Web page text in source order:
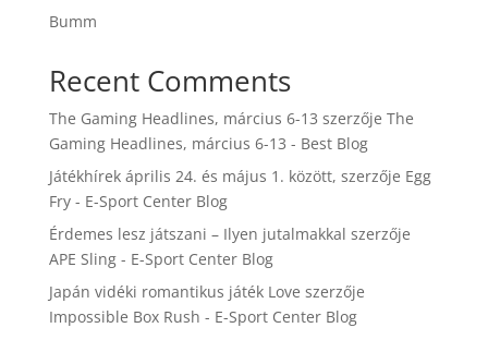
Bumm
Recent Comments
The Gaming Headlines, március 6-13 szerzője The
Gaming Headlines, március 6-13 - Best Blog
Játékhírek április 24. és május 1. között, szerzője Egg
Fry - E-Sport Center Blog
Érdemes lesz játszani – Ilyen jutalmakkal szerzője
APE Sling - E-Sport Center Blog
Japán vidéki romantikus játék Love szerzője
Impossible Box Rush - E-Sport Center Blog